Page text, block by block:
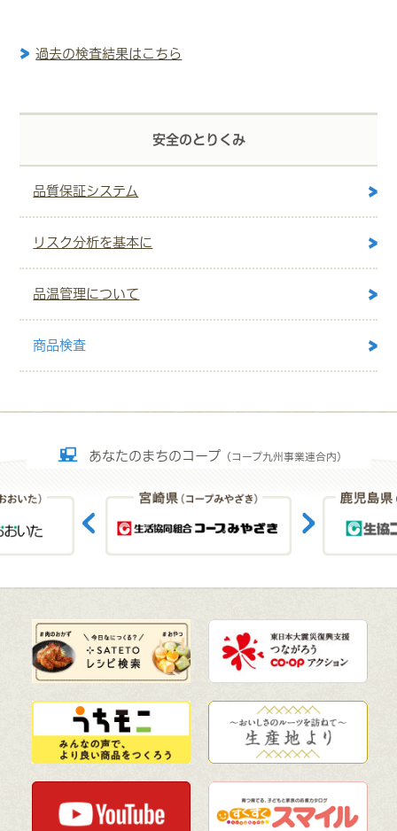
過去の検査結果はこちら
安全のとりくみ
品質保証システム
リスク分析を基本に
品温管理について
商品検査
あなたのまちのコープ （コープ九州事業連合内）